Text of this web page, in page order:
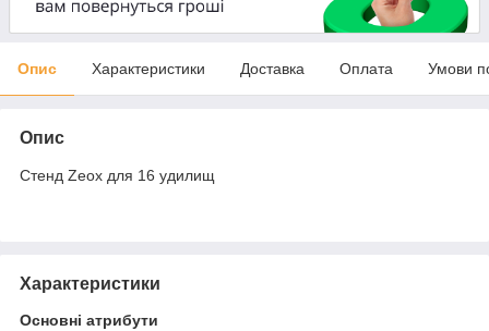
Опис Характеристики Доставка Оплата Умови
Опис
Стенд Zeox для 16 удилищ
Характеристики
Основні атрибути